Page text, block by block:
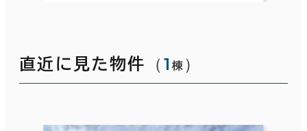
直近に見た物件 （1 棟 ）